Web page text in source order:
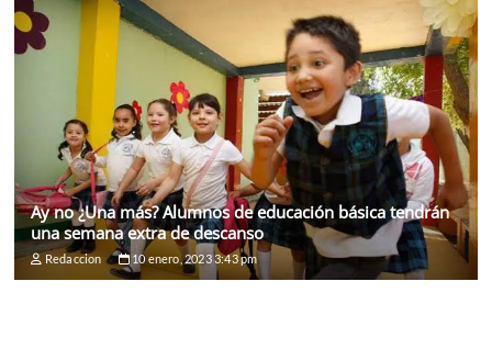
Ay no ¿Una más? Alumnos de educación básica tendrán
una semana extra de descanso
Redaccion 10 enero, 2023 3:43 pm